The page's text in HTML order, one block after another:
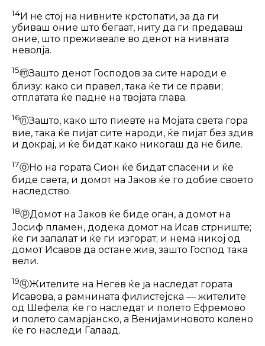
14И не стој на нивните крстопати, за да ги
убиваш оние што бегаат, ниту да ги предаваш
оние, што преживеале во денот на нивната
неволја.
15ⓜЗашто денот Господов за сите народи е
близу: како си правел, така ќе ти се прави;
отплатата ќе падне на твојата глава.
16ⓝЗашто, како што пиевте на Мојата света гора
вие, така ќе пијат сите народи, ќе пијат без здив
и докрај, и ќе бидат како никогаш да не биле.
17ⓞНо на гората Сион ќе бидат спасени и ќе
биде света, и домот на Јаков ќе го добие своето
наследство.
18ⓟДомот на Јаков ќе биде оган, а до­мот на
Јосиф пламен, додека домот на Исав стрниште;
ќе ги запалат и ќе ги изгорат; и нема никој од
домот Исавов да остане жив, зашто Господ така
вели.
19ⓠЖителите на Негев ќе ја наследат гората
Исавова, а рамнината филистеј­ска — жителите
од Шефела; ќе го наследат и полето Ефремово
и полето самарјанско, а Венијаминовото колено
ќе го наследи Галаад.